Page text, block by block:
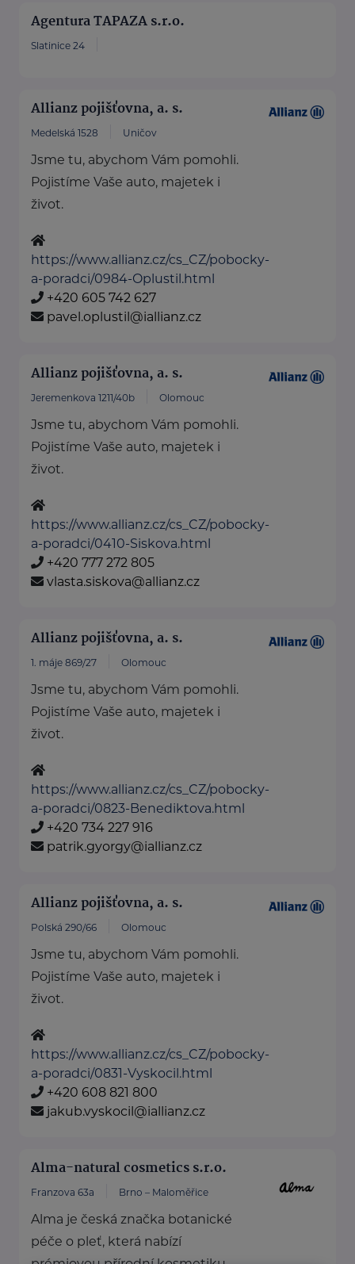
Agentura TAPAZA s.r.o.
Slatinice 24
Allianz pojišťovna, a. s.
Medelská 1528 Uničov
Jsme tu, abychom Vám pomohli.
Pojistíme Vaše auto, majetek i
život.
https://www.allianz.cz/cs_CZ/pobocky-
a-poradci/0984-Oplustil.html
+420 605 742 627
pavel.oplustil@iallianz.cz
Allianz pojišťovna, a. s.
Jeremenkova 1211/40b Olomouc
Jsme tu, abychom Vám pomohli.
Pojistíme Vaše auto, majetek i
život.
https://www.allianz.cz/cs_CZ/pobocky-
a-poradci/0410-Siskova.html
+420 777 272 805
vlasta.siskova@allianz.cz
Allianz pojišťovna, a. s.
1. máje 869/27 Olomouc
Jsme tu, abychom Vám pomohli.
Pojistíme Vaše auto, majetek i
život.
https://www.allianz.cz/cs_CZ/pobocky-
a-poradci/0823-Benediktova.html
+420 734 227 916
patrik.gyorgy@iallianz.cz
Allianz pojišťovna, a. s.
Polská 290/66 Olomouc
Jsme tu, abychom Vám pomohli.
Pojistíme Vaše auto, majetek i
život.
https://www.allianz.cz/cs_CZ/pobocky-
a-poradci/0831-Vyskocil.html
+420 608 821 800
jakub.vyskocil@iallianz.cz
Alma-natural cosmetics s.r.o.
Franzova 63a Brno – Maloměřice
Alma je česká značka botanické
péče o pleť, která nabízí